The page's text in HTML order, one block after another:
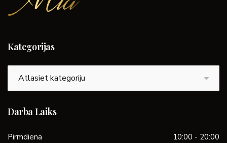
Kategorijas
Darba Laiks
Pirmdiena
10:00 - 20:00